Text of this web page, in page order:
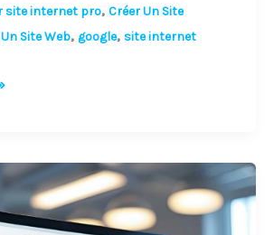
site internet pro, Créer Un Site
Site Web, google, site internet